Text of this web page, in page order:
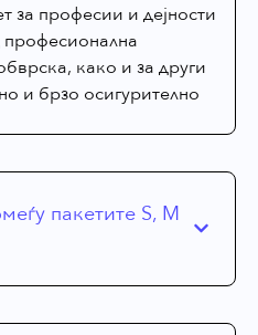
за професии и дејности
како и за други
и брзо осигурително
пакетите S, M